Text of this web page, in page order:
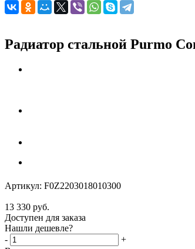
Радиатор стальной Purmo
Артикул: F0Z2203018010300
13 330 руб.
Доступен для заказа
Нашли дешевле?
-
+